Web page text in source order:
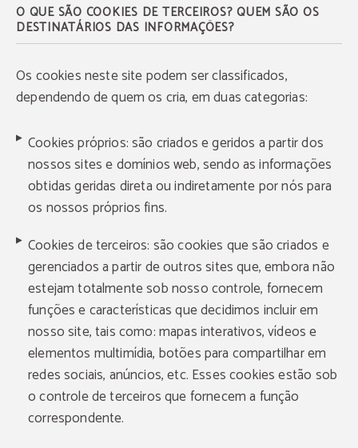
O QUE SÃO COOKIES DE TERCEIROS? QUEM SÃO OS
DESTINATÁRIOS DAS INFORMAÇÕES?
Os cookies neste site podem ser classificados,
dependendo de quem os cria, em duas categorias:
Cookies próprios: são criados e geridos a partir dos
nossos sites e domínios web, sendo as informações
obtidas geridas direta ou indiretamente por nós para
os nossos próprios fins.
Cookies de terceiros: são cookies que são criados e
gerenciados a partir de outros sites que, embora não
estejam totalmente sob nosso controle, fornecem
funções e características que decidimos incluir em
nosso site, tais como: mapas interativos, vídeos e
elementos multimídia, botões para compartilhar em
redes sociais, anúncios, etc. Esses cookies estão sob
o controle de terceiros que fornecem a função
correspondente.